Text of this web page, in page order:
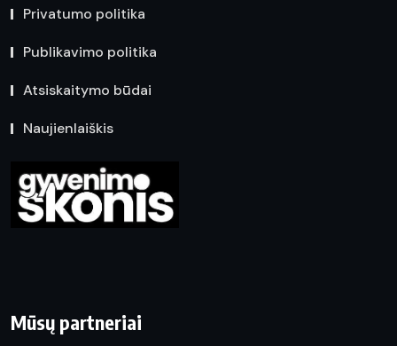
Privatumo politika
Publikavimo politika
Atsiskaitymo būdai
Naujienlaiškis
Mūsų partneriai